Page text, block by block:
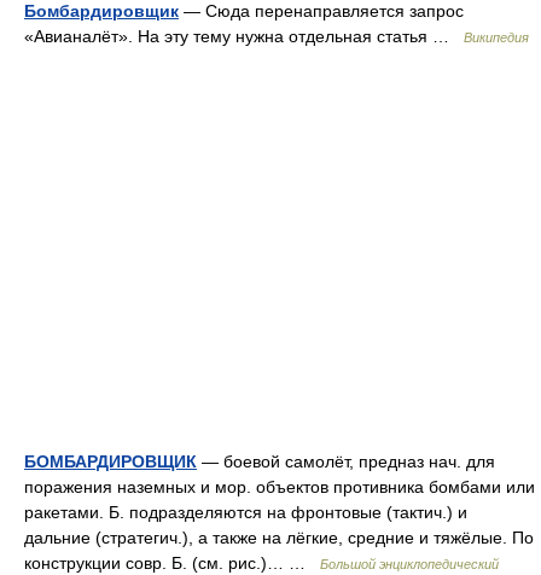
Бомбардировщик — Сюда перенаправляется запрос
«Авианалёт». На эту тему нужна отдельная статья …
Википедия
БОМБАРДИРОВЩИК — боевой самолёт, предназ нач. для
поражения наземных и мор. объектов противника бомбами или
ракетами. Б. подразделяются на фронтовые (тактич.) и
дальние (стратегич.), а также на лёгкие, средние и тяжёлые. По
конструкции совр. Б. (см. рис.)… …
Большой энциклопедический